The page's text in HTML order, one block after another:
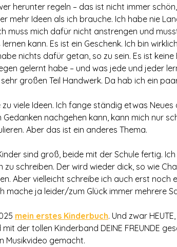
herunter regeln – das ist nicht immer
mehr Ideen als ich brauche. Ich habe nie
muss mich dafür nicht anstrengen und
kann. Es ist ein Geschenk. Ich bin
nichts dafür getan, so zu sein. Es ist
gelernt habe – und was jede und jeder
großen Teil Handwerk. Da hab ich ein
viele Ideen. Ich fange ständig etwas
Gedanken nachgehen kann, kann mich nur
Aber das ist ein anderes Thema.
sind groß, beide mit der Schule fertig.
zu schreiben. Der wird wieder dick, so wie
Aber vielleicht schreibe ich auch erst noch
mache ja leider/zum Glück immer mehrere
mein erstes Kinderbuch. Und zwar
der tollen Kinderband DEINE FREUNDE
Musikvideo gemacht.